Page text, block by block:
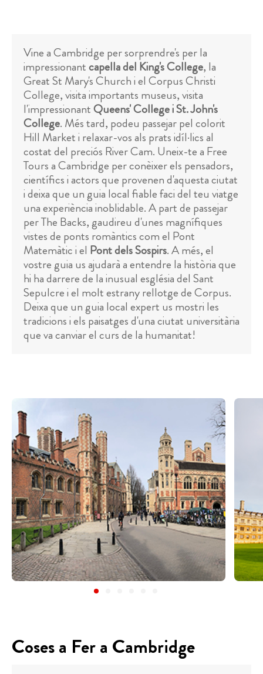
Vine a Cambridge per sorprendre's per la
impressionantcapella del King's College, la
Great St Mary's Church i el Corpus Christi
College, visita importants museus, visita
l'impressionantQueens' College i St. John's
College. Més tard, podeu passejar pel colorit
Hill Market i relaxar-vos als prats idíl·lics al
costat del preciós River Cam. Uneix-te a Free
Tours a Cambridge per conèixer els pensadors,
científics i actors que provenen d'aquesta ciutat
i deixa que un guia local fiable faci del teu viatge
una experiència inoblidable. A part de passejar
per The Backs, gaudireu d'unes magnífiques
vistes de ponts romàntics com el Pont
Matemàtic i el Pont dels Sospirs. A més, el
vostre guia us ajudarà a entendre la història que
hi ha darrere de la inusual església del Sant
Sepulcre i el molt estrany rellotge de Corpus.
Deixa que un guia local expert us mostri les
tradicions i els paisatges d'una ciutat universitària
que va canviar el curs de la humanitat!
Coses a Fer a Cambridge